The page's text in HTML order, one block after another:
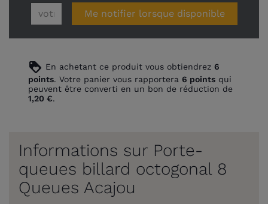
Me notifier lorsque disponible
loyalty En achetant ce produit vous obtiendrez 6
points. Votre panier vous rapportera 6 points qui
peuvent être converti en un bon de réduction de
1,20 €.
Informations sur Porte-
queues billard octogonal 8
Queues Acajou